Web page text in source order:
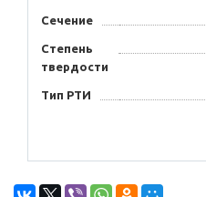
Сечение
Степень
твердости
Тип РТИ